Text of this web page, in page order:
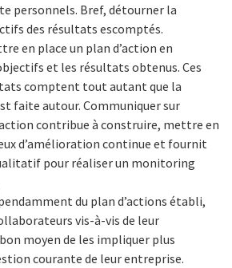
personnels. Bref, détourner la
des résultats escomptés.
en place un plan d’action en
et les résultats obtenus. Ces
comptent tout autant que la
faite autour. Communiquer sur
contribue à construire, mettre en
d’amélioration continue et fournit
pour réaliser un monitoring
du plan d’actions établi,
vis-à-vis de leur
moyen de les impliquer plus
courante de leur entreprise.